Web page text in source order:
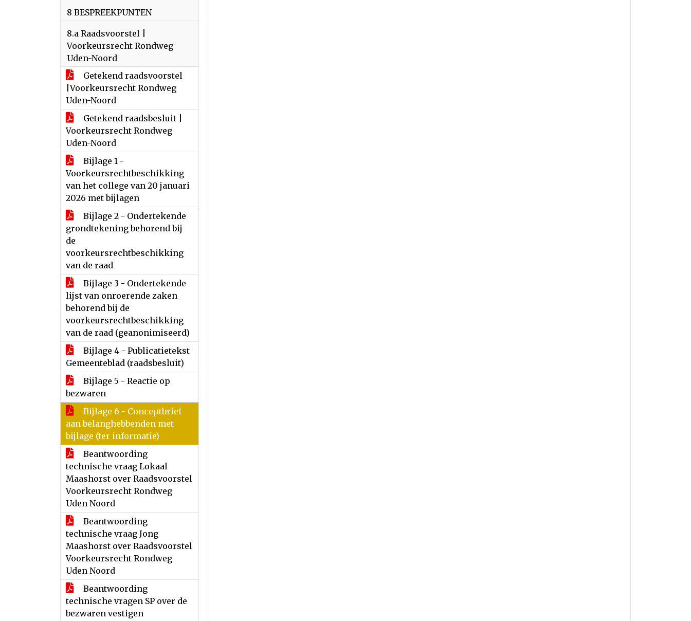
8 BESPREEKPUNTEN
8.a Raadsvoorstel |
Voorkeursrecht Rondweg
Uden-Noord
Getekend raadsvoorstel
|Voorkeursrecht Rondweg
Uden-Noord
Getekend raadsbesluit |
Voorkeursrecht Rondweg
Uden-Noord
Bijlage 1 -
Voorkeursrechtbeschikking
van het college van 20 januari
2026 met bijlagen
Bijlage 2 - Ondertekende
grondtekening behorend bij
de
voorkeursrechtbeschikking
van de raad
Bijlage 3 - Ondertekende
lijst van onroerende zaken
behorend bij de
voorkeursrechtbeschikking
van de raad (geanonimiseerd)
Bijlage 4 - Publicatietekst
Gemeenteblad (raadsbesluit)
Bijlage 5 - Reactie op
bezwaren
Bijlage 6 - Conceptbrief
aan belanghebbenden met
bijlage (ter informatie)
Beantwoording
technische vraag Lokaal
Maashorst over Raadsvoorstel
Voorkeursrecht Rondweg
Uden Noord
Beantwoording
technische vraag Jong
Maashorst over Raadsvoorstel
Voorkeursrecht Rondweg
Uden Noord
Beantwoording
technische vragen SP over de
bezwaren vestigen